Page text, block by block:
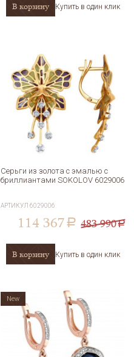
В корзину Купить в один клик
Серьги из золота с эмалью с
бриллиантами SOKOLOV 6029006
АРТИКУЛ6029006
114 367 a 483 990a
В корзину Купить в один клик
New